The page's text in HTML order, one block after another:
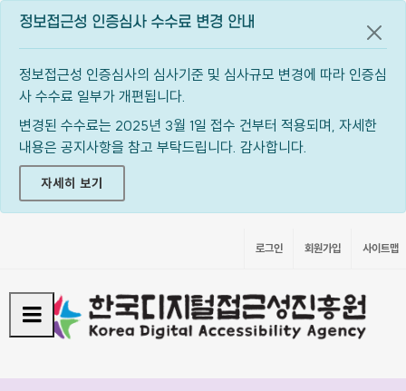
정보접근성 인증심사 수수료 변경 안내
정보접근성 인증심사의 심사기준 및 심사규모 변경에 따라 인증심
사 수수료 일부가 개편됩니다.
변경된 수수료는 2025년 3월 1일 접수 건부터 적용되며, 자세한
내용은 공지사항을 참고 부탁드립니다. 감사합니다.
자세히 보기
공지
로그인 회원가입 사이트맵